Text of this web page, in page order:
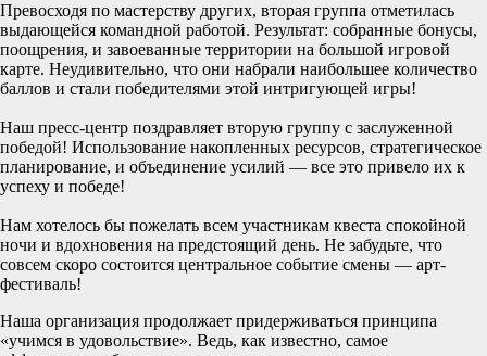
Превосходя по мастерству других, вторая группа отметилась
выдающейся командной работой. Результат: собранные бонусы,
поощрения, и завоеванные территории на большой игровой
карте. Неудивительно, что они набрали наибольшее количество
баллов и стали победителями этой интригующей игры!
Наш пресс-центр поздравляет вторую группу с заслуженной
победой! Использование накопленных ресурсов, стратегическое
планирование, и объединение усилий — все это привело их к
успеху и победе!
Нам хотелось бы пожелать всем участникам квеста спокойной
ночи и вдохновения на предстоящий день. Не забудьте, что
совсем скоро состоится центральное событие смены — арт-
фестиваль!
Наша организация продолжает придерживаться принципа
«учимся в удовольствие». Ведь, как известно, самое